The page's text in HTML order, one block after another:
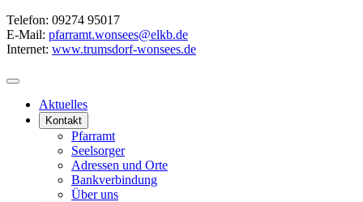
Telefon: 09274 95017
E-Mail: pfarramt.wonsees@elkb.de
Internet: www.trumsdorf-wonsees.de
Aktuelles
Kontakt
Pfarramt
Seelsorger
Adressen und Orte
Bankverbindung
Über uns